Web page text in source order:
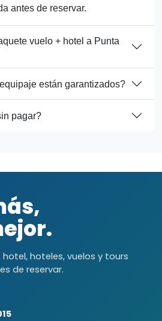
antes de reservar.
vuelo + hotel a Punta
están garantizados?
pagar?
hoteles, vuelos y tours
de reservar.